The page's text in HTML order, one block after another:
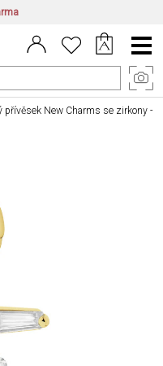
CZ/CZK | EN/EUR PL/PLN
Main
Menu
přívěsek New Charms se zirkony -